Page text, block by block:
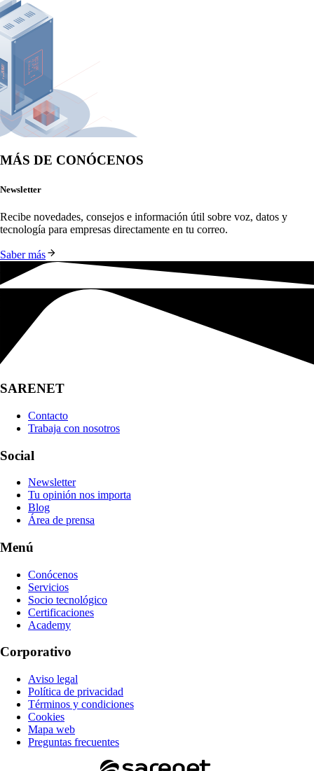
MÁS DE CONÓCENOS
Newsletter
Recibe novedades, consejos e información útil sobre voz, datos y
tecnología para empresas directamente en tu correo.
Saber más
SARENET
Contacto
Trabaja con nosotros
Social
Newsletter
Tu opinión nos importa
Blog
Área de prensa
Menú
Conócenos
Servicios
Socio tecnológico
Certificaciones
Academy
Corporativo
Aviso legal
Política de privacidad
Términos y condiciones
Cookies
Mapa web
Preguntas frecuentes